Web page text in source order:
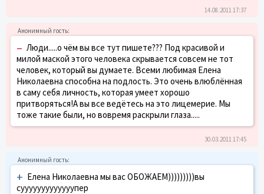
14.08.2011 17:37
– Люди.....о чём вы все тут пишете??? Под красивой и
милой маской этого человека скрывается совсем не тот
человек, который вы думаете. Всеми любимая Елена
Николаевна способна на подлость. Это очень влюблённая
в саму себя личность, которая умеет хорошо
притворяться!А вы все ведётесь на это лицемерие. Мы
тоже такие были, но вовремя раскрыли глаза.....
30.03.2011 17:45
+ Елена Николаевна мы вас ОБОЖАЕМ)))))))))вы
сууууууууууууупер